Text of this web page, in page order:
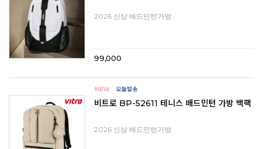
2026 신상 배드민턴가방
99,000
비트로 BP-52611 테니스 배드민턴 가방 백팩
2026 신상 배드민턴가방